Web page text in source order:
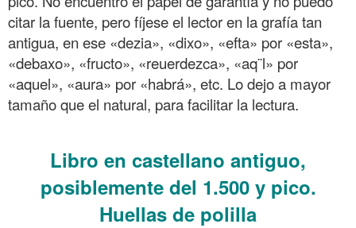
citar la fuente, pero fíjese el lector en la grafía tan
antigua, en ese «dezia», «dixo», «efta» por «esta»,
«debaxo», «fructo», «reuerdezca», «aq¨l» por
«aquel», «aura» por «habrá», etc. Lo dejo a mayor
tamaño que el natural, para facilitar la lectura.
Libro en castellano antiguo,
posiblemente del 1.500 y pico.
Huellas de polilla